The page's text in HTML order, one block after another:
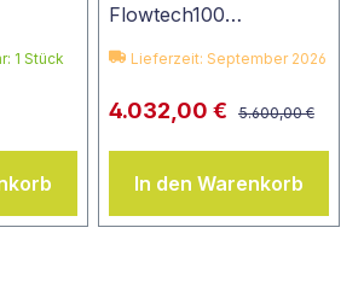
1 Stück
Flowtech100…
Lieferzeit: September 2026
4.032,00 € 5.600,00 €
In den Warenkorb